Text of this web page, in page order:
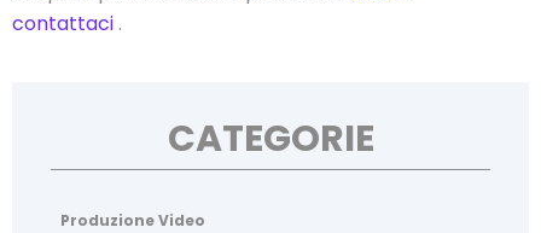
contattaci .
CATEGORIE
Produzione Video